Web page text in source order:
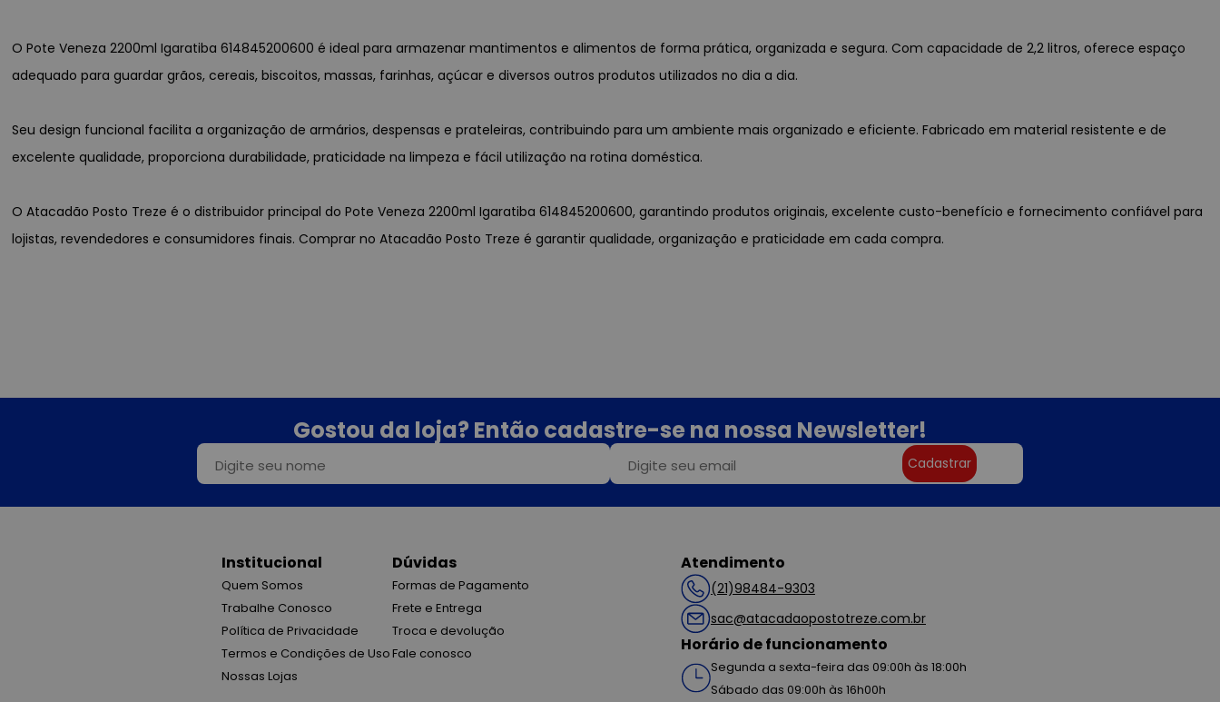
O Pote Veneza 2200ml Igaratiba 614845200600 é ideal para armazenar mantimentos e alimentos de forma prática, organizada e segura. Com capacidade de 2,2 litros, oferece espaço
adequado para guardar grãos, cereais, biscoitos, massas, farinhas, açúcar e diversos outros produtos utilizados no dia a dia.
Seu design funcional facilita a organização de armários, despensas e prateleiras, contribuindo para um ambiente mais organizado e eficiente. Fabricado em material resistente e de
excelente qualidade, proporciona durabilidade, praticidade na limpeza e fácil utilização na rotina doméstica.
O Atacadão Posto Treze é o distribuidor principal do Pote Veneza 2200ml Igaratiba 614845200600, garantindo produtos originais, excelente custo-benefício e fornecimento confiável para
lojistas, revendedores e consumidores finais. Comprar no Atacadão Posto Treze é garantir qualidade, organização e praticidade em cada compra.
Gostou da loja? Então cadastre-se na nossa Newsletter!
Cadastrar
Institucional
Quem Somos
Trabalhe Conosco
Política de Privacidade
Termos e Condições de Uso
Nossas Lojas
Dúvidas
Formas de Pagamento
Frete e Entrega
Troca e devolução
Fale conosco
Atendimento
(21)98484-9303
sac@atacadaopostotreze.com.br
Horário de funcionamento
Segunda a sexta-feira das 09:00h às 18:00h
Sábado das 09:00h às 16h00h